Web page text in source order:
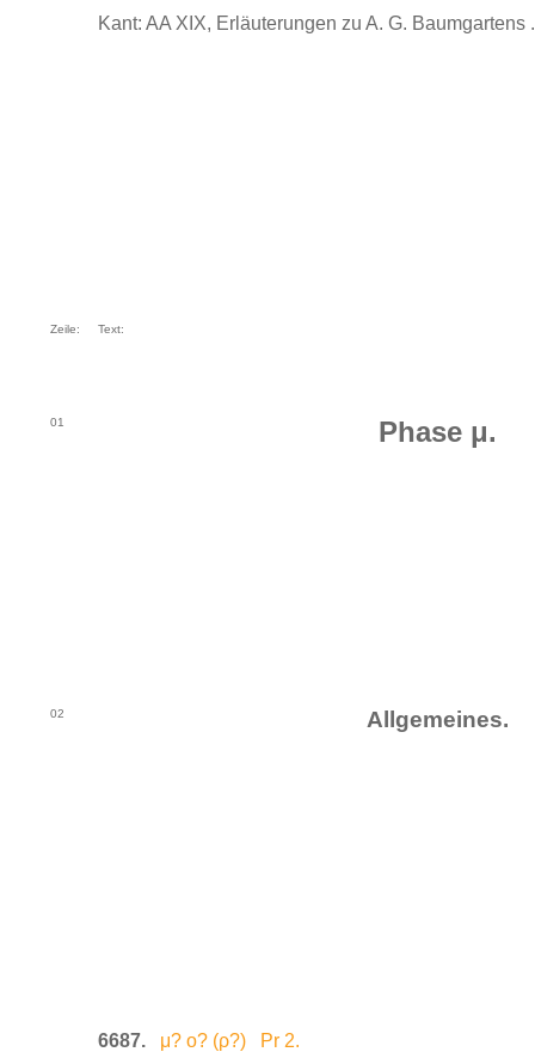
Kant: AA XIX, Erläuterungen zu A. G. Baumgartens
Zeile: Text:
01 Phase μ.
02 Allgemeines.
6687. μ? ο? (ρ?) Pr 2.